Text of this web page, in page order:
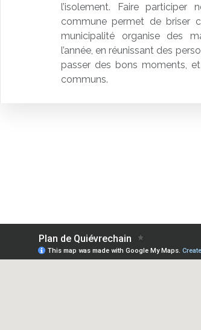
l’isolement. Faire
commune permet de briser
municipalité organise des
l’année, en réunissant des
passer des bons moments,
communs.